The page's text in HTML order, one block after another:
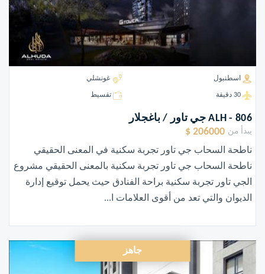
اسطنبول غونشلي
30 دقيقة تقسيط
ALH - 806 جي تاور / باغجلار
يبدأ من 206000 $
ناطحة السحاب جي تاور تجربة سكنية في المعنى الحقيقي
ناطحة السحاب جي تاور تجربة سكنية بالمعنى الحقيقي مشروع
الجي تاور تجربة سكنية براحة الفنادق حيث يحمل توقيع إدارة
الديوان والتي تعد من أقوى العلامات ا...
جاهز